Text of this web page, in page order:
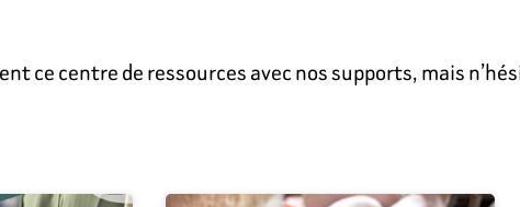
ce centre de ressources avec nos supports, mais